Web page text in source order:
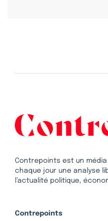
Contrepoints est un
chaque jour une analyse
l’actualité politique,
Contrepoints